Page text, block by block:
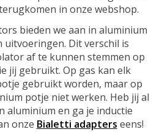
in onze webshop.
bieden we aan in aluminium
Dit verschil is
af te kunnen stemmen op
jij gebruikt. Op gas kan elk
gebruikt worden, maar op
potje niet werken. Heb jij al
aluminium en ga je inductie
onze Bialetti adapters eens!